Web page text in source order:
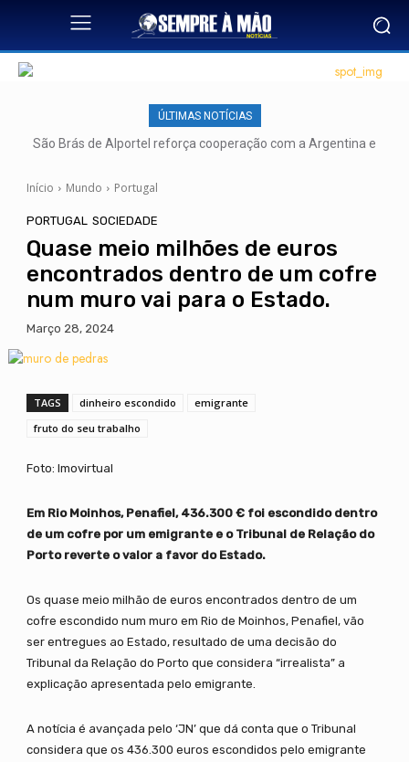
ÚLTIMAS NOTÍCIAS
São Brás de Alportel reforça cooperação com a Argentina e
Início Mundo Portugal
PORTUGAL SOCIEDADE
Quase meio milhões de euros
encontrados dentro de um cofre
num muro vai para o Estado.
Março 28, 2024
TAGS dinheiro escondido
emigrante
fruto do seu trabalho
Foto: Imovirtual
Em Rio Moinhos, Penafiel, 436.300 € foi escondido dentro
de um cofre por um emigrante e o Tribunal de Relação do
Porto reverte o valor a favor do Estado.
Os quase meio milhão de euros encontrados dentro de um
cofre escondido num muro em Rio de Moinhos, Penafiel, vão
ser entregues ao Estado, resultado de uma decisão do
Tribunal da Relação do Porto que considera “irrealista” a
explicação apresentada pelo emigrante.
A notícia é avançada pelo ‘JN’ que dá conta que o Tribunal
considera que os 436.300 euros escondidos pelo emigrante